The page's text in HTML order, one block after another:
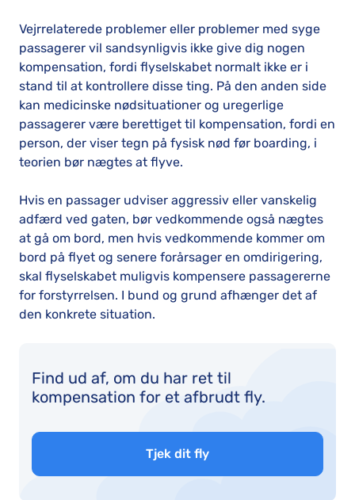
Vejrrelaterede problemer eller problemer med syge
passagerer vil sandsynligvis ikke give dig nogen
kompensation, fordi flyselskabet normalt ikke er i
stand til at kontrollere disse ting. På den anden side
kan medicinske nødsituationer og uregerlige
passagerer være berettiget til kompensation, fordi en
person, der viser tegn på fysisk nød før boarding, i
teorien bør nægtes at flyve.
Hvis en passager udviser aggressiv eller vanskelig
adfærd ved gaten, bør vedkommende også nægtes
at gå om bord, men hvis vedkommende kommer om
bord på flyet og senere forårsager en omdirigering,
skal flyselskabet muligvis kompensere passagererne
for forstyrrelsen. I bund og grund afhænger det af
den konkrete situation.
Find ud af, om du har ret til
kompensation for et afbrudt fly.
Tjek dit fly